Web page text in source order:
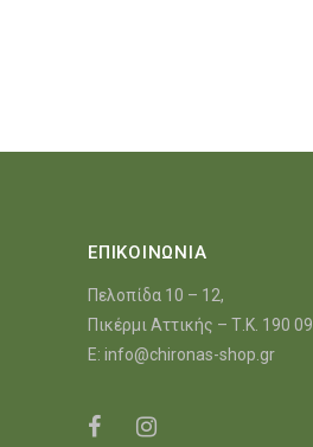
ΕΠΙΚΟΙΝΩΝΙΑ
Πελοπίδα 10 – 12,
Πικέρμι Αττικής – Τ.Κ. 190 09
E: info@chironas-shop.gr